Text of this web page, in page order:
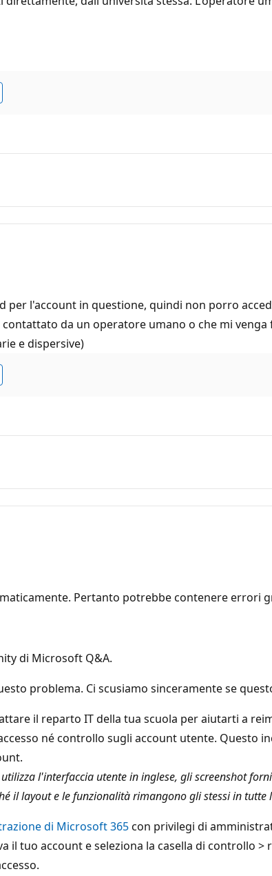
per l'account in questione, quindi non porro
da un operatore umano o che mi
e dispersive)
Pertanto potrebbe contenere errori
di Microsoft Q&A.
problema. Ci scusiamo sinceramente se
il reparto IT della tua scuola per aiutarti a
né controllo sugli account utente. Questo
l'interfaccia utente in inglese, gli screenshot
il layout e le funzionalità rimangono gli stessi in tutte
di Microsoft 365con privilegi di
il tuo account e seleziona la casella di controllo